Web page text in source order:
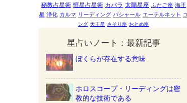
秘教占星術 恒星占星術 カバラ 太陽星座 ふたご座 海王
星 浄化 カルマ リーディング バシャール エーテルネット ユ
ング 天王星 さそり座 おとめ座
星占いノート：最新記事
ぼくらが存在する意味
ホロスコープ・リーディングは密
教的な技術である